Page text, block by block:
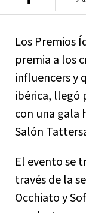
Los Premios
premia a los
influencers y
ibérica, llegó
con una gala
Salón
El evento se
través de la
Occhiato y